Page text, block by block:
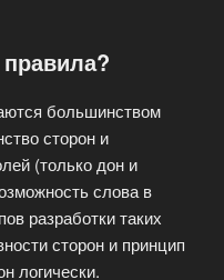
большинством
сторон и
(только дон и
слова в
разработки таких
сторон и принцип
логически.